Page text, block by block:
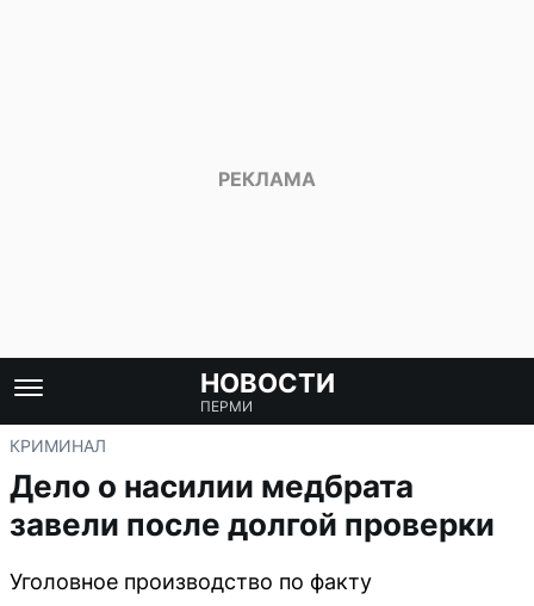
НОВОСТИ
ПЕРМИ
КРИМИНАЛ
Дело о насилии медбрата
завели после долгой проверки
Уголовное производство по факту